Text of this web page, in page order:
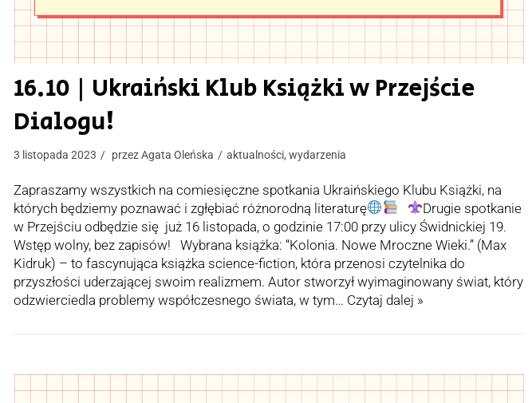
16.10 | Ukraiński Klub Książki w Przejście
Dialogu!
3 listopada 2023 przezAgata Oleńska aktualności, wydarzenia
Zapraszamy wszystkich na comiesięczne spotkania Ukraińskiego Klubu Książki, na
których będziemy poznawać i zgłębiać różnorodną literaturę
Drugie spotkanie
w Przejściu odbędzie się już 16 listopada, o godzinie 17:00 przy ulicy Świdnickiej 19.
Wstęp wolny, bez zapisów! Wybrana książka: “Kolonia. Nowe Mroczne Wieki.” (Max
Kidruk) – to fascynująca książka science-fiction, która przenosi czytelnika do
przyszłości uderzającej swoim realizmem. Autor stworzył wyimaginowany świat, który
odzwierciedla problemy współczesnego świata, w tym… Czytaj dalej »